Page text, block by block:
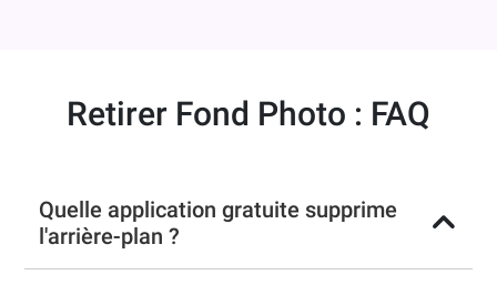
Retirer Fond Photo : FAQ
Quelle application gratuite supprime
l'arrière-plan ?